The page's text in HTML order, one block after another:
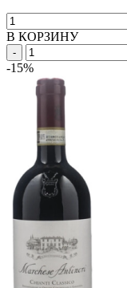
В КОРЗИНУ
-
-15%